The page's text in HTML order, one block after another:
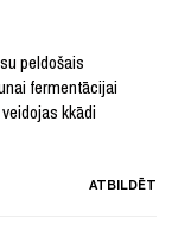
peldošais
fermentācijai
kkādi
ATBILDĒT